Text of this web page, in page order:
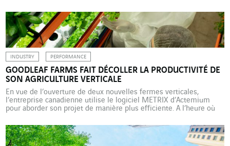
de construction, notamment dans le secteur de la construction
durable, ont permis des progrès environnementaux significatifs
en offrant une […]
INDUSTRY PERFORMANCE
GOODLEAF FARMS FAIT DÉCOLLER LA PRODUCTIVITÉ DE
SON AGRICULTURE VERTICALE
En vue de l’ouverture de deux nouvelles fermes verticales,
l’entreprise canadienne utilise le logiciel METRIX d’Actemium
pour aborder son projet de manière plus efficiente. A l’heure où
réchauffement climatique, l’entreprise canadienne GoodLeaf
Farms apparaît comme un exemple à suivre. Avec deux fermes
situées dans l’Ontario, à […]